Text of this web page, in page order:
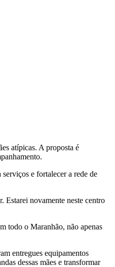
atípicas. A proposta é
e fortalecer a rede de
Estarei novamente neste centro
todo o Maranhão, não apenas
entregues equipamentos
dessas mães e transformar